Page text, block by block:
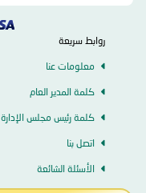
روابط سريعة
معلومات عنا
كلمة المدير العام
كلمة رئيس مجلس الإدارة
اتصل بنا
الأسئلة الشائعة